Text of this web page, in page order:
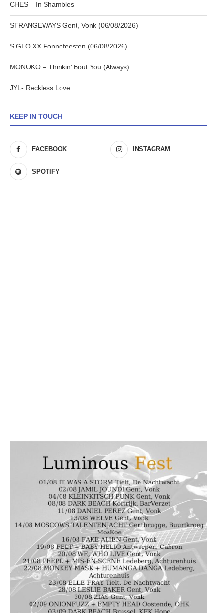
CHES – In Shambles
STRANGEWAYS Gent, Vonk (06/08/2026)
SIGLO XX Fonnefeesten (06/08/2026)
MONOKO – Thinkin’ Bout You (Always)
JYL- Reckless Love
KEEP IN TOUCH
FACEBOOK INSTAGRAM
SPOTIFY